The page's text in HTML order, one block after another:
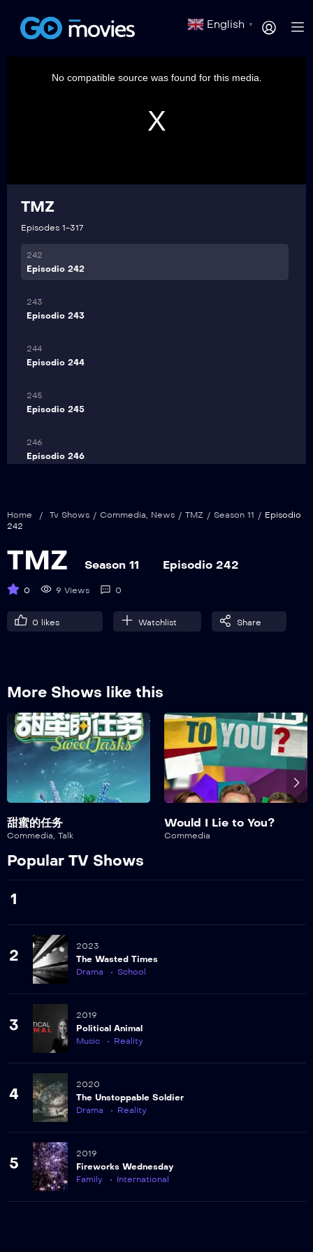
English ▼
No compatible source was found for this media.
TMZ
Episodes 1-317
237
Episodio 237
Episodio 238
241
Episodio 241
242
Episodio 242
243
Episodio 243
244
Episodio 244
245
Episodio 245
246
Episodio 246
Episodio 248
250
Episodio 251
252
Episodio 252
253
Episodio 253
254
Episodio 254
255
Episodio 255
Episodio 256
257
Episodio 257
258
Episodio 258
259
Episodio 259
260
Episodio 260
261
Episodio 261
262
Home / Tv Shows / Commedia, News / TMZ / Season 11 / Episodio
242
TMZ Season 11 Episodio 242
0 9 Views 0
0 likes Watchlist Share
More Shows like this
甜蜜的任务
Commedia, Talk
Would I Lie to You?
Commedia
Popular TV Shows
1
2
2023
The Wasted Times
Drama
School
3
2019
Political Animal
Music
Reality
4
2020
The Unstoppable Soldier
Drama
Reality
5
2019
Fireworks Wednesday
Family
International